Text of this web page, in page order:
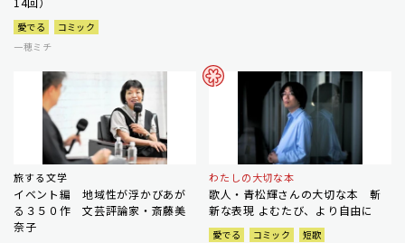
愛でる
コミック
一穂ミチ
旅する文学
イベント編 地域性が浮かびあが
る３５０作 文芸評論家・斎藤美
奈子
わたしの大切な本
歌人・青松輝さんの大切な本 斬
新な表現 よむたび、より自由に
愛でる コミック 短歌